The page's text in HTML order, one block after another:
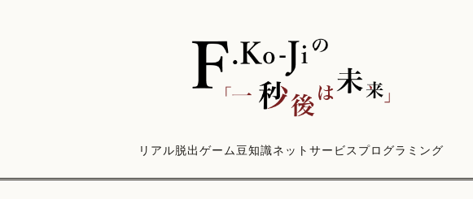
リアル脱出ゲーム豆知識ネットサービス プログラミング